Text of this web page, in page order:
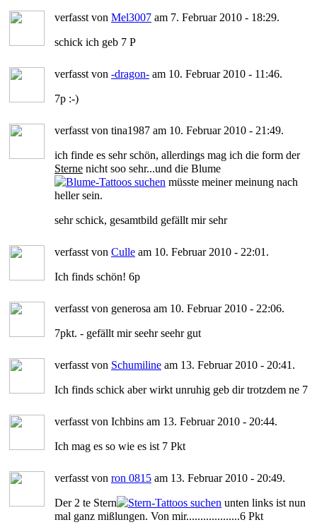
verfasst von Mel3007 am 7. Februar 2010 - 18:29.
schick ich geb 7 P
verfasst von -dragon- am 10. Februar 2010 - 11:46.
7p :-)
verfasst von tina1987 am 10. Februar 2010 - 21:49.
ich finde es sehr schön, allerdings mag ich die form der
Sterne nicht soo sehr...und die Blume
müsste meiner meinung nach
heller sein.
sehr schick, gesamtbild gefällt mir sehr
verfasst von Culle am 10. Februar 2010 - 22:01.
Ich finds schön! 6p
verfasst von generosa am 10. Februar 2010 - 22:06.
7pkt. - gefällt mir seehr seehr gut
verfasst von Schumiline am 13. Februar 2010 - 20:41.
Ich finds schick aber wirkt unruhig geb dir trotzdem ne 7
verfasst von Ichbins am 13. Februar 2010 - 20:44.
Ich mag es so wie es ist 7 Pkt
verfasst von ron 0815 am 13. Februar 2010 - 20:49.
Der 2 te Stern
unten links ist nun
mal ganz mißlungen. Von mir...................6 Pkt